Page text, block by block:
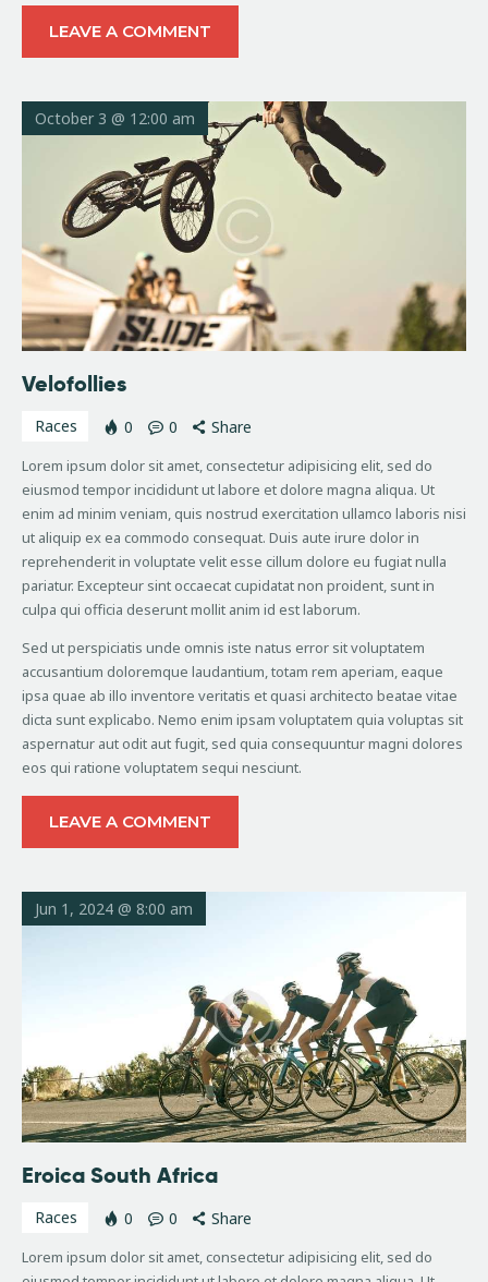
LEAVE A COMMENT
October 3 @ 12:00 am
Velofollies
Races 0 0 Share
Lorem ipsum dolor sit amet, consectetur adipisicing elit, sed do
eiusmod tempor incididunt ut labore et dolore magna aliqua. Ut
enim ad minim veniam, quis nostrud exercitation ullamco laboris nisi
ut aliquip ex ea commodo consequat. Duis aute irure dolor in
reprehenderit in voluptate velit esse cillum dolore eu fugiat nulla
pariatur. Excepteur sint occaecat cupidatat non proident, sunt in
culpa qui officia deserunt mollit anim id est laborum.
Sed ut perspiciatis unde omnis iste natus error sit voluptatem
accusantium doloremque laudantium, totam rem aperiam, eaque
ipsa quae ab illo inventore veritatis et quasi architecto beatae vitae
dicta sunt explicabo. Nemo enim ipsam voluptatem quia voluptas sit
aspernatur aut odit aut fugit, sed quia consequuntur magni dolores
eos qui ratione voluptatem sequi nesciunt.
LEAVE A COMMENT
Jun 1, 2024 @ 8:00 am
Eroica South Africa
Races 0 0 Share
Lorem ipsum dolor sit amet, consectetur adipisicing elit, sed do